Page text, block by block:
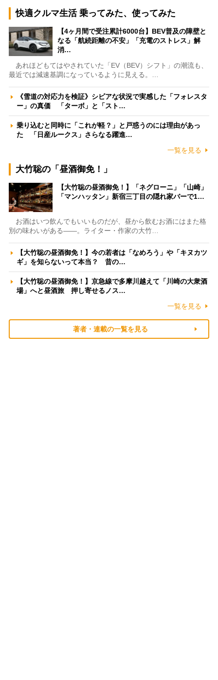
快適クルマ生活 乗ってみた、使ってみた
【4ヶ月間で受注累計6000台】BEV普及の障壁と
なる「航続距離の不安」「充電のストレス」解
消…
あれほどもてはやされていた「EV（BEV）シフト」の潮流も、
最近では減速基調になっているように見える。…
《雪道の対応力を検証》シビアな状況で実感した「フォレスタ
ー」の真価 「ターボ」と「スト…
乗り込むと同時に「これが軽？」と戸惑うのには理由があっ
た 「日産ルークス」さらなる躍進…
一覧を見る
大竹聡の「昼酒御免！」
【大竹聡の昼酒御免！】「ネグローニ」「山崎」
「マンハッタン」新宿三丁目の隠れ家バーで1…
お酒はいつ飲んでもいいものだが、昼から飲むお酒にはまた格
別の味わいがある――。ライター・作家の大竹…
【大竹聡の昼酒御免！】今の若者は「なめろう」や「キヌカツ
ギ」を知らないって本当？ 昔の…
【大竹聡の昼酒御免！】京急線で多摩川越えて「川崎の大衆酒
場」へと昼酒旅 押し寄せるノス…
一覧を見る
著者・連載の一覧を見る